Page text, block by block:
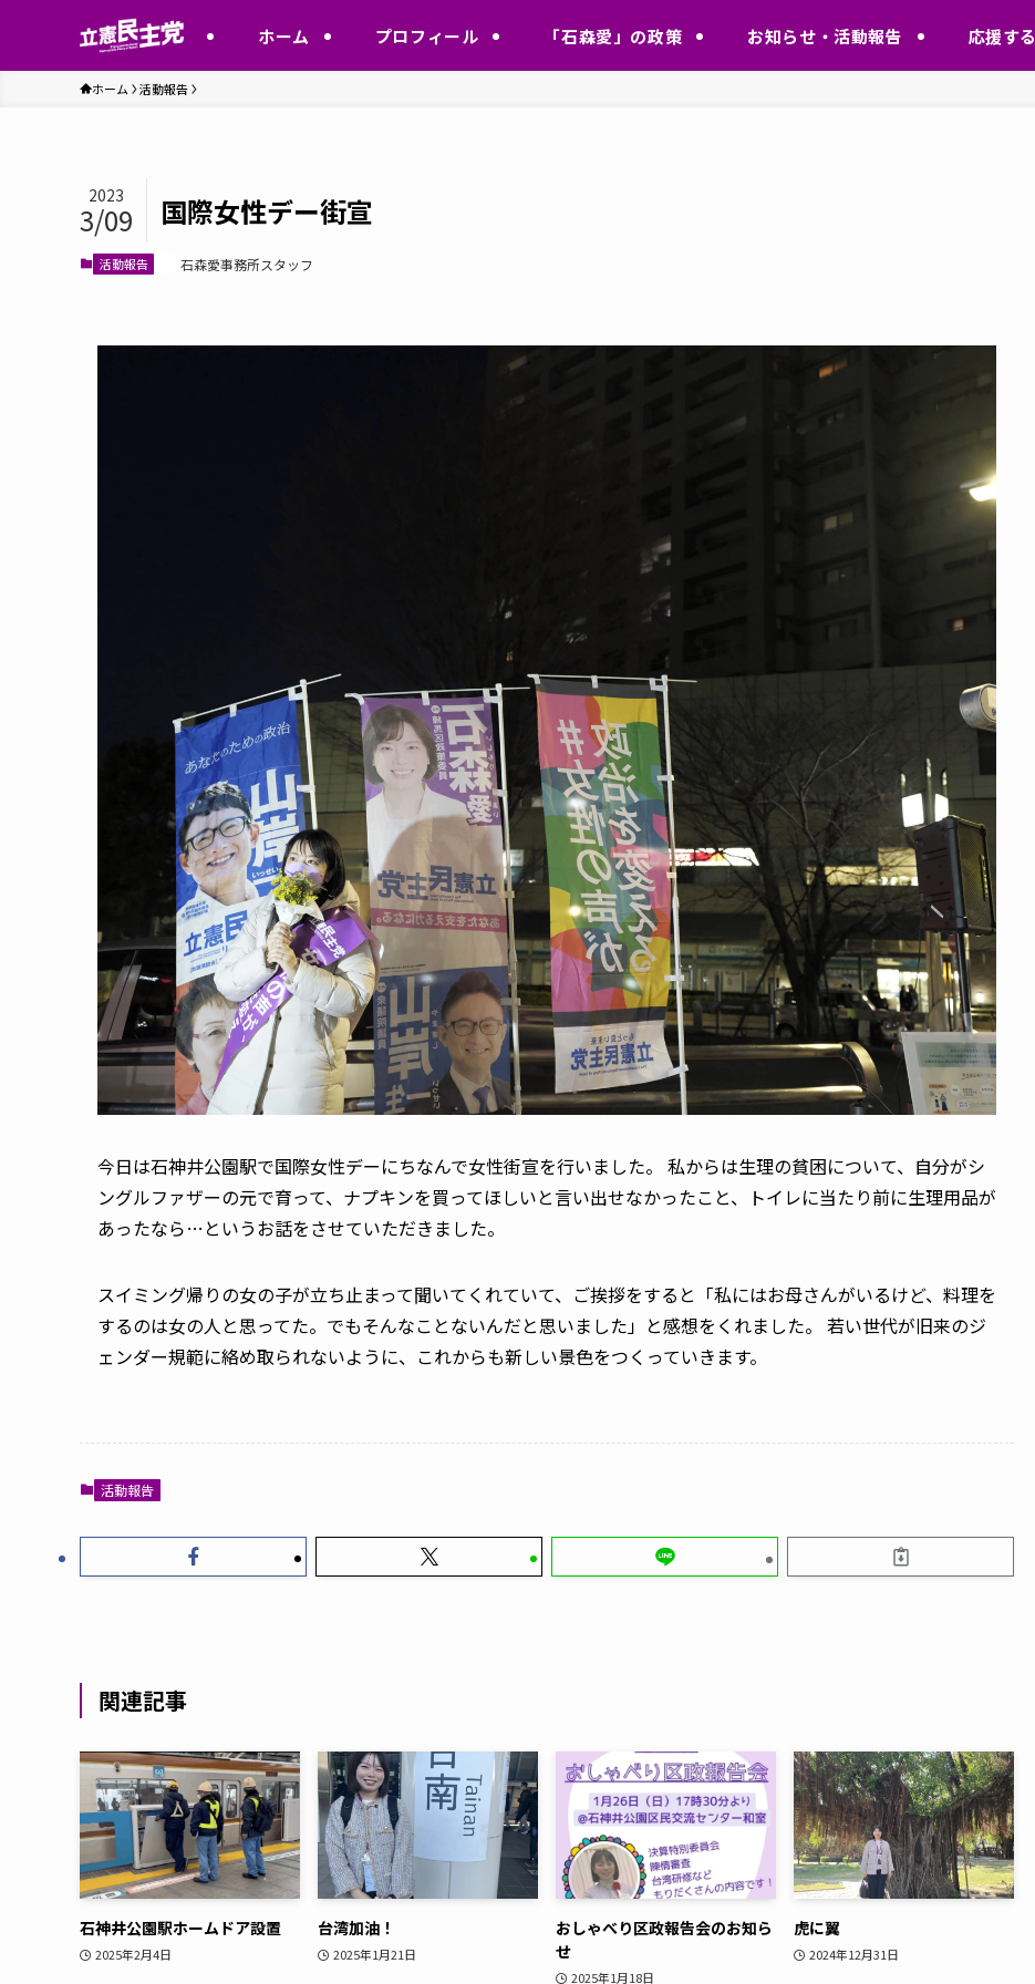
ホーム プロフィール 「石森愛」の政策 お知らせ・活動報告 応援する
ホーム 活動報告
国際女性デー街宣
2023
3/09
活動報告 石森愛事務所スタッフ
今日は石神井公園駅で国際女性デーにちなんで女性街宣を行いました。 私からは生理の貧困について、自分がシ
ングルファザーの元で育って、ナプキンを買ってほしいと言い出せなかったこと、トイレに当たり前に生理用品が
あったなら…というお話をさせていただきました。
スイミング帰りの女の子が立ち止まって聞いてくれていて、ご挨拶をすると「私にはお母さんがいるけど、料理を
するのは女の人と思ってた。でもそんなことないんだと思いました」と感想をくれました。 若い世代が旧来のジ
ェンダー規範に絡め取られないように、これからも新しい景色をつくっていきます。
活動報告
関連記事
石神井公園駅ホームドア設置
2025年2月4日
台湾加油！
2025年1月21日
おしゃべり区政報告会のお知ら
せ
2025年1月18日
虎に翼
2024年12月31日